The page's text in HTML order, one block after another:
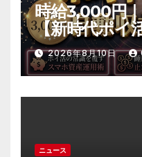
時給3,000円
【新時代ポイ
ホ資産の運用
組み化の全手
2026年8月10日
ニュース